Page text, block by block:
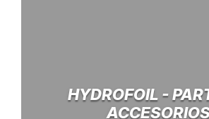
HYDROFOIL -